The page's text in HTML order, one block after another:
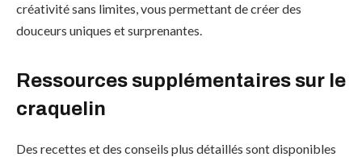
créativité sans limites, vous permettant de créer des
douceurs uniques et surprenantes.
Ressources supplémentaires sur le
craquelin
Des recettes et des conseils plus détaillés sont disponibles